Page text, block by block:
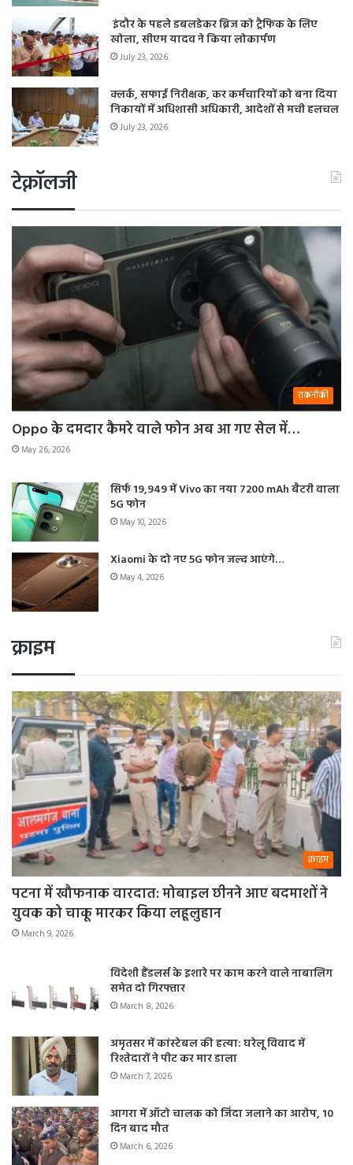
इंदौर के पहले डबलडेकर ब्रिज को ट्रैफिक के लिए
खोला, सीएम यादव ने किया लोकार्पण
July 23, 2026
क्लर्क, सफाई निरीक्षक, कर कर्मचारियों को बना दिया
निकायों में अधिशासी अधिकारी, आदेशों से मची हलचल
July 23, 2026
टेक्नॉलजी
तकनीकी
Oppo के दमदार कैमरे वाले फोन अब आ गए सेल में…
May 26, 2026
सिर्फ 19,949 में Vivo का नया 7200 mAh बैटरी वाला
5G फोन
May 10, 2026
Xiaomi के दो नए 5G फोन जल्द आएंगे…
May 4, 2026
क्राइम
क्राइम
पटना में खौफनाक वारदात: मोबाइल छीनने आए बदमाशों ने
युवक को चाकू मारकर किया लहूलुहान
March 9, 2026
विदेशी हैंडलर्स के इशारे पर काम करने वाले नाबालिग
समेत दो गिरफ्तार
March 8, 2026
अमृतसर में कांस्टेबल की हत्या: घरेलू विवाद में
रिश्तेदारों ने पीट कर मार डाला
March 7, 2026
आगरा में ऑटो चालक को जिंदा जलाने का आरोप, 10
दिन बाद मौत
March 6, 2026